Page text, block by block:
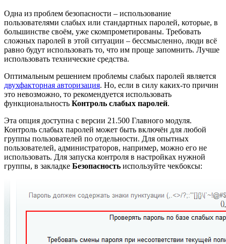
Одна из проблем безопасности – использование
пользователями слабых или стандартных паролей, которые, в
большинстве своём, уже скомпрометированы. Требовать
сложных паролей в этой ситуации – бессмысленно, люди всё
равно будут использовать то, что им проще запомнить. Лучше
использовать технические средства.
Оптимальным решением проблемы слабых паролей является
двухфакторная авторизация. Но, если в силу каких-то причин
это невозможно, то рекомендуется использовать
функциональность Контроль слабых паролей.
Эта опция доступна с версии 21.500 Главного модуля.
Контроль слабых паролей может быть включён для любой
группы пользователей по отдельности. Для опытных
пользователей, администраторов, например, можно его не
использовать. Для запуска контроля в настройках нужной
группы, в закладке Безопасность используйте чекбоксы: